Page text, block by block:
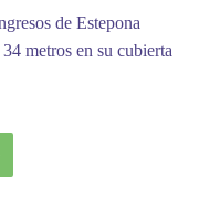
de Estepona
metros en su cubierta